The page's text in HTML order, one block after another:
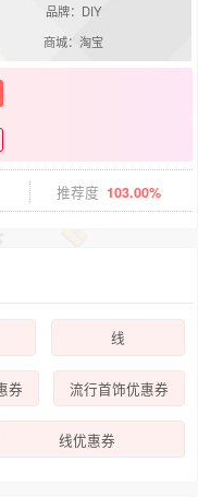
品牌：DIY
商城：淘宝
推荐度 103.00%
线
券 流行首饰优惠券
线优惠券